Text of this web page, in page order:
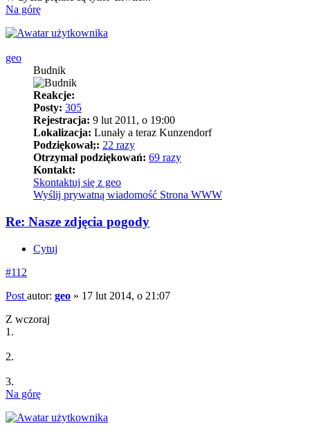
Na górę
geo
Budnik
Reakcje:
Posty: 305
Rejestracja: 9 lut 2011, o 19:00
Lokalizacja: Lunały a teraz Kunzendorf
Podziękował;: 22 razy
Otrzymał podziękowań: 69 razy
Kontakt:
Skontaktuj się z geo
Wyślij prywatną wiadomość Strona WWW
Re: Nasze zdjęcia pogody
Cytuj
#112
Post autor: geo » 17 lut 2014, o 21:07
Z wczoraj
1.
2.
3.
Na górę